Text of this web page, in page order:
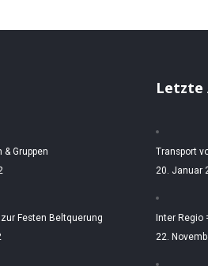
& Gruppen
Festen Beltquerung
Letzte
Transport
20. Januar
Inter Regio
22.